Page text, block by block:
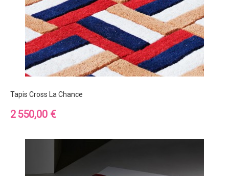
Tapis Cross La Chance
Prix
2 550,00 €